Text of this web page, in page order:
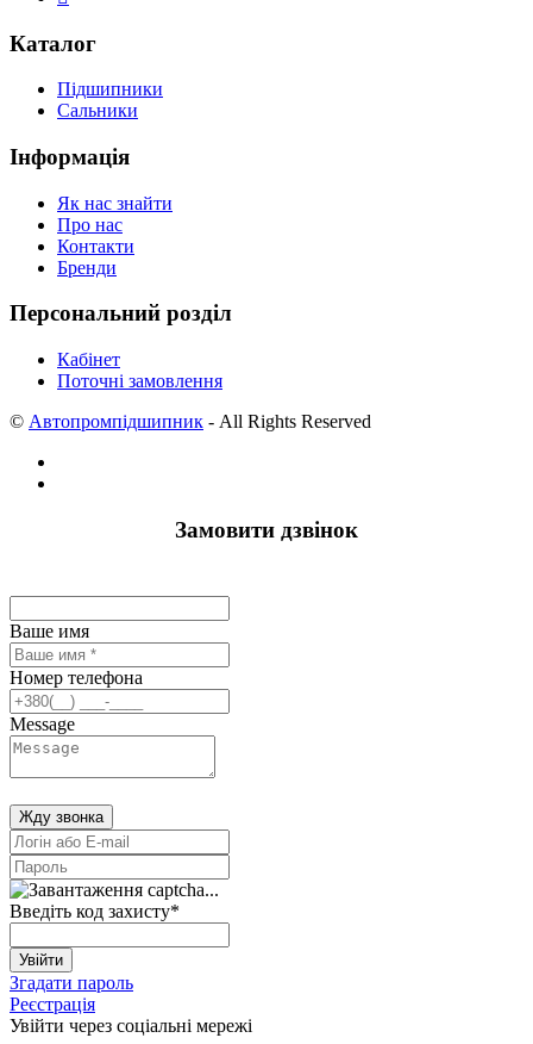
Каталог
Підшипники
Сальники
Інформація
Як нас знайти
Про нас
Контакти
Бренди
Персональний розділ
Кабінет
Поточні замовлення
© Автопромпідшипник - All Rights Reserved
Замовити дзвінок
Ваше имя
Номер телефона
Message
Жду звонка
Введіть код захисту*
Увійти
Згадати пароль
Реєстрація
Увійти через соціальні мережі